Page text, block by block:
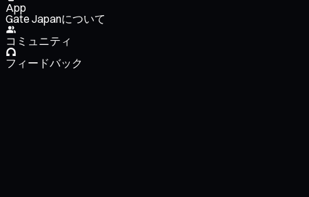
App
Gate Japanについて
コミュニティ
フィードバック